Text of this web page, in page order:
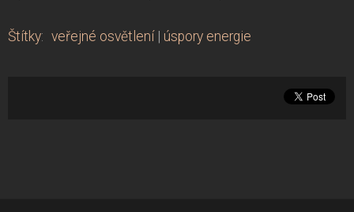
Štítky: veřejné osvětlení | úspory energie